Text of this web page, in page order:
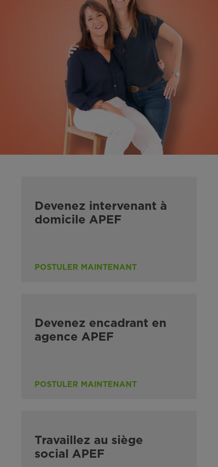
Devenez intervenant à
domicile APEF
POSTULER MAINTENANT
Devenez encadrant en
agence APEF
POSTULER MAINTENANT
Travaillez au siège
social APEF